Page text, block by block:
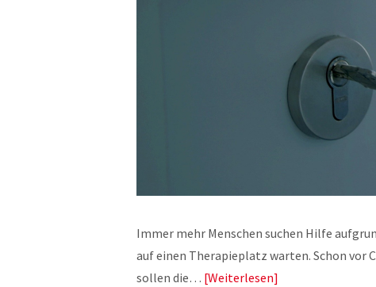
Immer mehr Menschen suchen Hilfe
auf einen Therapieplatz warten. Schon vor
sollen die… Weiterlesen